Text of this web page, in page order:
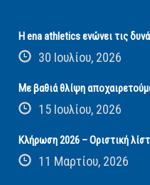
Η ena athletics ενώνει τις
30 Ιουλίου, 2026
Με βαθιά θλίψη
15 Ιουλίου, 2026
Κλήρωση 2026 – Οριστική
11 Μαρτίου, 2026